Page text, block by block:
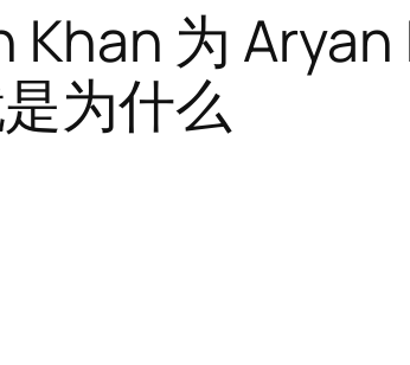
Khan 为
为什么